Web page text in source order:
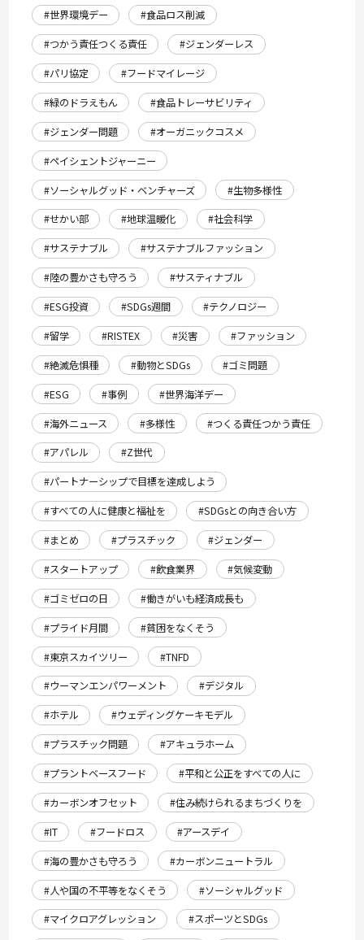
#世界環境デー
#食品ロス削減
#つかう責任つくる責任
#ジェンダーレス
#パリ協定
#フードマイレージ
#緑のドラえもん
#食品トレーサビリティ
#ジェンダー問題
#オーガニックコスメ
#ペイシェントジャーニー
#ソーシャルグッド・ベンチャーズ
#生物多様性
#せかい部
#地球温暖化
#社会科学
#サステナブル
#サステナブルファッション
#陸の豊かさも守ろう
#サスティナブル
#ESG投資
#SDGs週間
#テクノロジー
#留学
#RISTEX #災害
#ファッション
#絶滅危惧種
#動物とSDGs
#ゴミ問題
#ESG
#事例
#世界海洋デー
#海外ニュース
#多様性
#つくる責任つかう責任
#アパレル
#Z世代
#パートナーシップで目標を達成しよう
#すべての人に健康と福祉を
#SDGsとの向き合い方
#まとめ
#プラスチック
#ジェンダー
#スタートアップ
#飲食業界
#気候変動
#ゴミゼロの日
#働きがいも経済成長も
#プライド月間
#貧困をなくそう
#東京スカイツリー
#TNFD
#ウーマンエンパワーメント
#デジタル
#ホテル
#ウェディングケーキモデル
#プラスチック問題
#アキュラホーム
#プラントベースフード
#平和と公正をすべての人に
#カーボンオフセット
#住み続けられるまちづくりを
#IT
#フードロス
#アースデイ
#海の豊かさも守ろう
#カーボンニュートラル
#人や国の不平等をなくそう
#ソーシャルグッド
#マイクロアグレッション
#スポーツとSDGs